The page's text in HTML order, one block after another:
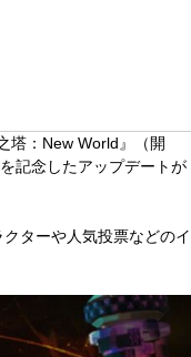
塔：New World』（開
記念したアップデートが
ターや人気投票などのイ